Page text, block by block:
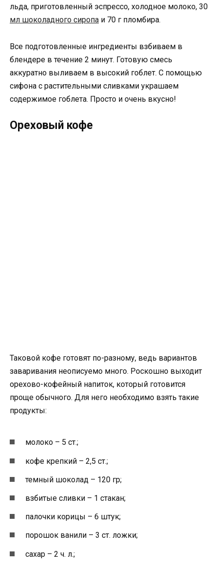
льда, приготовленный эспрессо, холодное молоко, 30
мл шоколадного сиропа и 70 г пломбира.
Все подготовленные ингредиенты взбиваем в
блендере в течение 2 минут. Готовую смесь
аккуратно выливаем в высокий гоблет. С помощью
сифона с растительными сливками украшаем
содержимое гоблета. Просто и очень вкусно!
Ореховый кофе
Таковой кофе готовят по-разному, ведь вариантов
заваривания неописуемо много. Роскошно выходит
орехово-кофейный напиток, который готовится
проще обычного. Для него необходимо взять такие
продукты:
молоко – 5 ст.;
кофе крепкий – 2,5 ст.;
темный шоколад – 120 гр;
взбитые сливки – 1 стакан;
палочки корицы – 6 штук;
порошок ванили – 3 ст. ложки;
сахар – 2 ч. л.;